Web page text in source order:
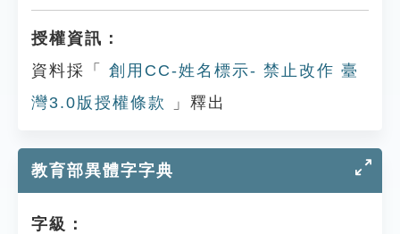
授權資訊：
資料採「
創用CC-姓名標示- 禁止改作 臺
灣3.0版授權條款
」釋出
教育部異體字字典
字級：